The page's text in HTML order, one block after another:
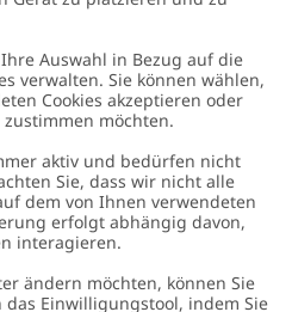
Standort ändern